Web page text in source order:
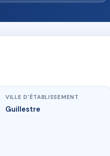
VILLE D'ÉTABLISSEMENT
Guillestre